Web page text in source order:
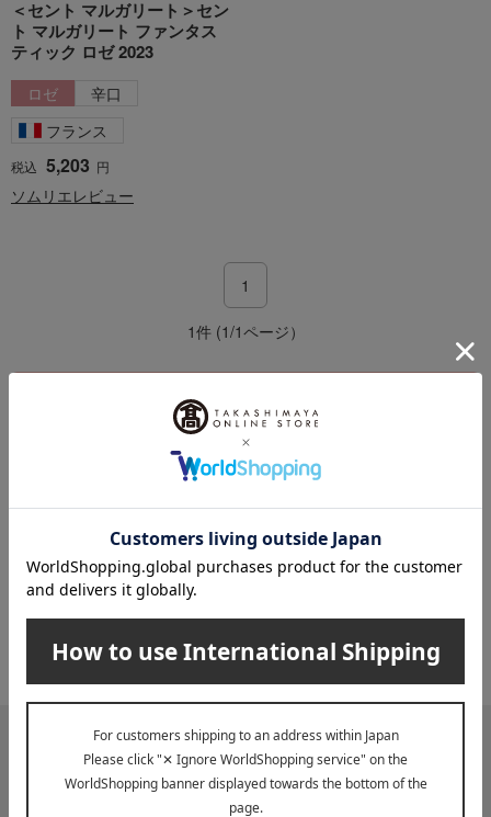
＜セント マルガリート＞セン
ト マルガリート ファンタス
ティック ロゼ 2023
ロゼ
辛口
フランス
税込 5,203 円
ソムリエレビュー
1
1件 (1/1ページ）
出産内祝い トップへ
白ワイン
紅白セット
ております。
メールマガジン